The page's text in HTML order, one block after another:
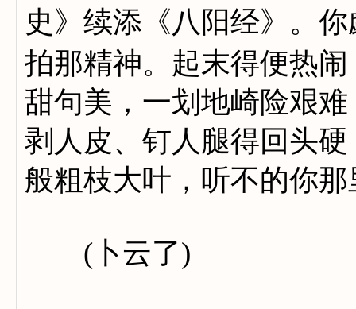
史》续添《八阳经》。
拍那精神。起末得便热
甜句美，一划地崎险艰
剥人皮、钉人腿得回头
般粗枝大叶，听不的你
(卜云了)